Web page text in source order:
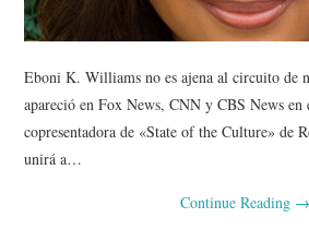
Eboni K. Williams no es ajena al circuito de
apareció en Fox News, CNN y CBS News en
copresentadora de «State of the Culture» de
unirá a…
Continue Reading →